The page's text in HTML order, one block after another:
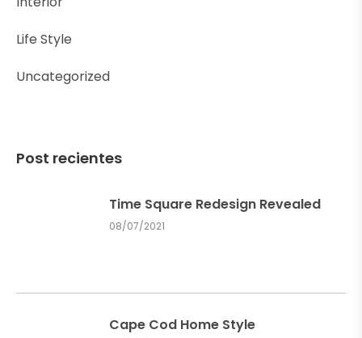
Life Style
Uncategorized
Post recientes
Time Square Redesign Revealed
08/07/2021
Cape Cod Home Style